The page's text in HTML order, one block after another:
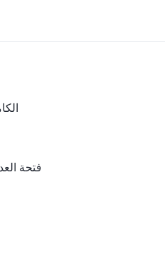
فتحة